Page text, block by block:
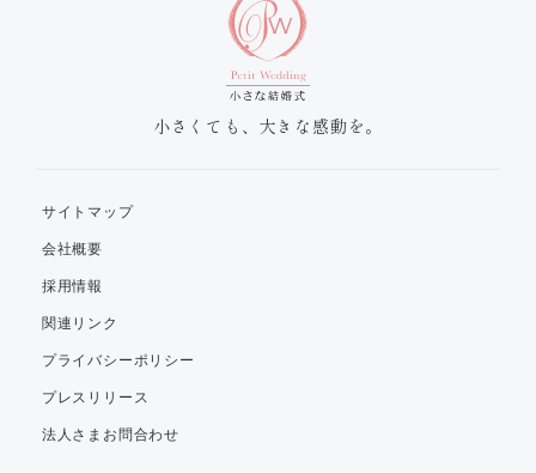
小さくても、大きな感動を。
サイトマップ
会社概要
採用情報
関連リンク
プライバシーポリシー
プレスリリース
法人さまお問合わせ